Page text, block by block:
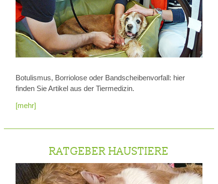
Botulismus, Borriolose oder Bandscheibenvorfall: hier
finden Sie Artikel aus der Tiermedizin.
[mehr]
RATGEBER HAUSTIERE